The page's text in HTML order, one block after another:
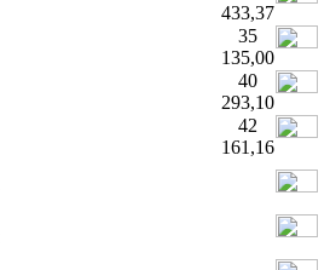
433,37
35
135,00
40
293,10
42
161,16